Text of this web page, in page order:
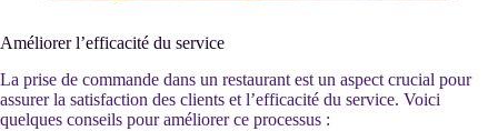
Améliorer l’efficacité du service
La prise de commande dans un restaurant est un aspect crucial pour
assurer la satisfaction des clients et l’efficacité du service. Voici
quelques conseils pour améliorer ce processus :